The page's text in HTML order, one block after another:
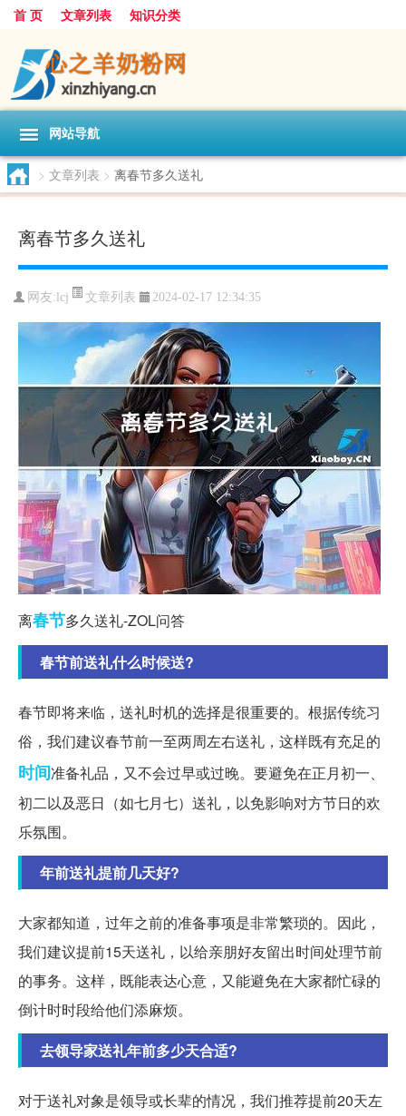
首 页 文章列表 知识分类
网站导航
> 文章列表 > 离春节多久送礼
离春节多久送礼
网友: lcj 文章列表 2024-02-17 12:34:35
离春节多久送礼-ZOL问答
春节前送礼什么时候送?
春节即将来临，送礼时机的选择是很重要的。根据传统习
俗，我们建议春节前一至两周左右送礼，这样既有充足的
时间准备礼品，又不会过早或过晚。要避免在正月初一、
初二以及恶日（如七月七）送礼，以免影响对方节日的欢
乐氛围。
年前送礼提前几天好?
大家都知道，过年之前的准备事项是非常繁琐的。因此，
我们建议提前15天送礼，以给亲朋好友留出时间处理节前
的事务。这样，既能表达心意，又能避免在大家都忙碌的
倒计时时段给他们添麻烦。
去领导家送礼年前多少天合适?
对于送礼对象是领导或长辈的情况，我们推荐提前20天左